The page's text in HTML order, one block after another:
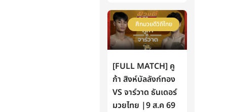
ศึกมวยดีวิถีไทย
[FULL MATCH] คู
ก้า สิงห์บัลลังก์ทอง
VS จาร์วาด ธันเดอร์
มวยไทย |9 ส.ค 69